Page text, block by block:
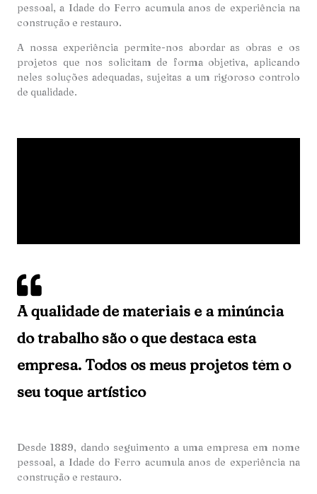
A qualidade de materiais e a minúncia
do trabalho são o que destaca esta
empresa. Todos os meus projetos têm o
seu toque artístico
Desde 1889, dando seguimento a uma empresa em nome
pessoal, a Idade do Ferro acumula anos de experiência na
construção e restauro.
pessoal, a Idade do Ferro acumula anos de experiência na
construção e restauro.
A nossa experiência permite-nos abordar as obras e os
projetos que nos solicitam de forma objetiva, aplicando
neles soluções adequadas, sujeitas a um rigoroso controlo
de qualidade.